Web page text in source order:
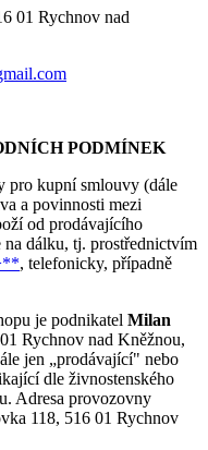
01 Rychnov nad
PODMÍNEK
pro kupní smlouvy (dále
a povinnosti mezi
od prodávajícího
dálku, tj. prostřednictvím
, telefonicky, případně
je podnikatel Milan
Rychnov nad Kněžnou,
jen „prodávající" nebo
dle živnostenského
Adresa provozovny
118, 516 01 Rychnov